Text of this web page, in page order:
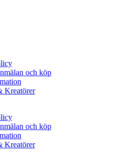
och köp
Kreatörer
och köp
Kreatörer